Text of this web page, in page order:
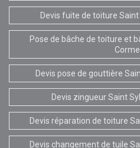
Devis fuite de toiture
Pose de bâche de toiture et
Devis pose de gouttière
Devis zingueur Saint
Devis réparation de toiture
Devis changement de tuile